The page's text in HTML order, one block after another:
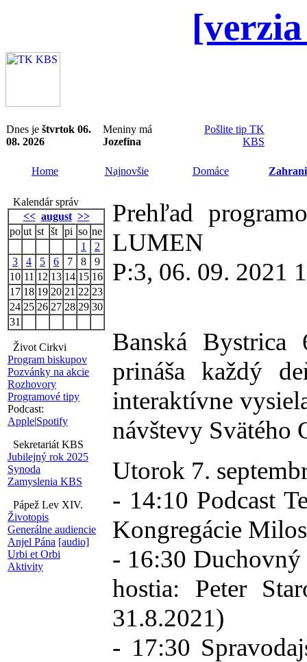
Dnes je štvrtok 06.
08. 2026
Meniny má
Jozefína
Pošlite tip TK
KBS
Home Najnovšie Domáce
Kalendár správ
<< august >>
po ut st št pi so ne
1
2
3
4 5 6 7 8
9
10 11 12 13 14 15 16
17 18 19 20 21 22 23
24 25 26 27 28 29 30
31
Život Cirkvi
Program biskupov
Pozvánky na akcie
Rozhovory
Programové tipy
Podcast:
Apple|Spotify
Sekretariát KBS
Jubilejný rok 2025
Synoda
Zamyslenia KBS
Pápež Lev XIV.
Životopis
Generálne audiencie
Anjel Pána [audio]
Urbi et Orbi
Aktivity
Prehľad
LUMEN
P:3, 06. 09. 2021
Banská
prináša každý
interaktívne
návštevy Svätého
Utorok 7.
- 14:10 Podcast
Kongregácie
- 16:30
hostia: Peter
31.8.2021)
- 17:30